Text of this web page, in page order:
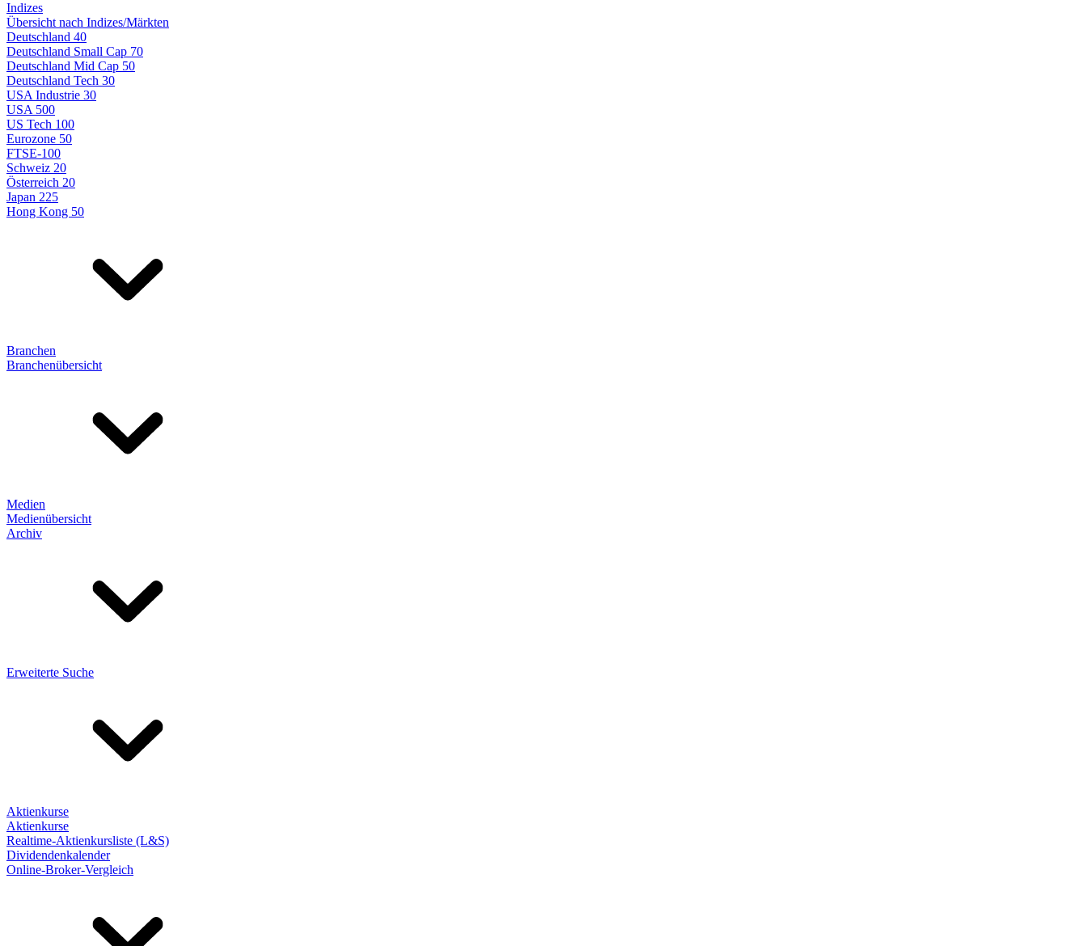
Indizes
Übersicht nach Indizes/Märkten
Deutschland 40
Deutschland Small Cap 70
Deutschland Mid Cap 50
Deutschland Tech 30
USA Industrie 30
USA 500
US Tech 100
Eurozone 50
FTSE-100
Schweiz 20
Österreich 20
Japan 225
Hong Kong 50
Branchen
Branchenübersicht
Medien
Medienübersicht
Archiv
Erweiterte Suche
Aktienkurse
Aktienkurse
Realtime-Aktienkursliste (L&S)
Dividendenkalender
Online-Broker-Vergleich